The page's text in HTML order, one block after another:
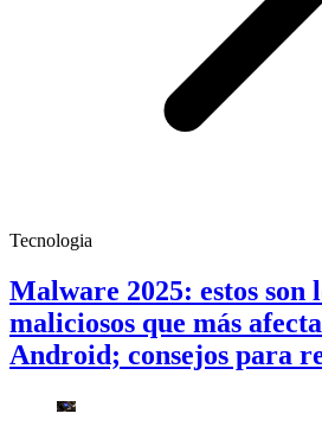
Tecnologia
Malware 2025: estos son
maliciosos que más
Android; consejos para